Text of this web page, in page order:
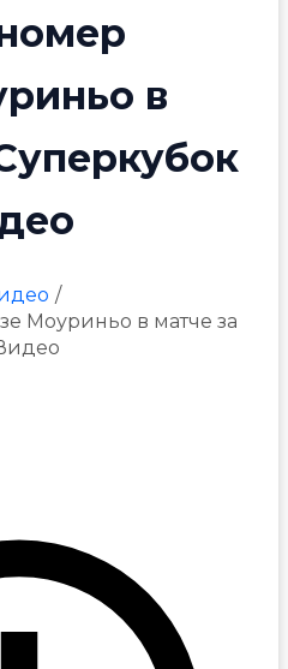
в
Моуриньо в матче за